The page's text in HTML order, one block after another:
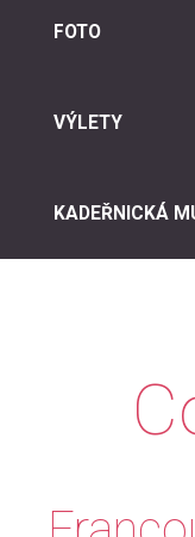
FOTO
VÝLETY
KADEŘNICKÁ